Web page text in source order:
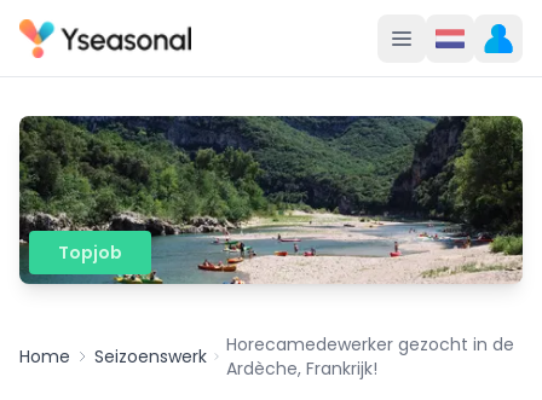
Topjob
Home Seizoenswerk
Horecamedewerker gezocht in de
Ardèche, Frankrijk!